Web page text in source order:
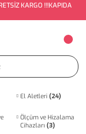
KARGO !!!KAPIDA
El Aletleri (24)
Ölçüm ve Hizalama
Cihazları (3)